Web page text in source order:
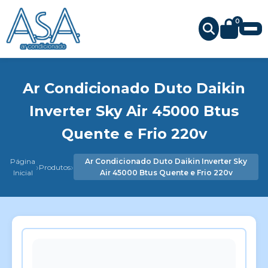
0
Ar Condicionado Duto Daikin
Inverter Sky Air 45000 Btus
Quente e Frio 220v
Página
Inicial ›Produtos›
Ar Condicionado Duto Daikin Inverter Sky
Air 45000 Btus Quente e Frio 220v